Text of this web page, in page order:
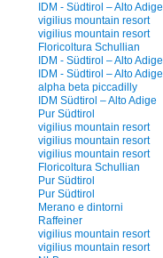
IDM - Südtirol – Alto Adige
vigilius mountain resort
vigilius mountain resort
Floricoltura Schullian
IDM - Südtirol – Alto Adige
IDM - Südtirol – Alto Adige
alpha beta piccadilly
IDM Südtirol – Alto Adige
Pur Südtirol
vigilius mountain resort
vigilius mountain resort
vigilius mountain resort
Floricoltura Schullian
Pur Südtirol
Pur Südtirol
Merano e dintorni
Raffeiner
vigilius mountain resort
vigilius mountain resort